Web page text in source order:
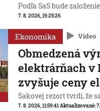
Podľa SaS bude
7. 8. 2026, 19:25:26
Ekonomika Video
Obmedzená
elektrárňach v
zvyšuje ceny
Sakovej rezort tvrdí, že
7. 8. 2026, 11:59:41Aktualizované: